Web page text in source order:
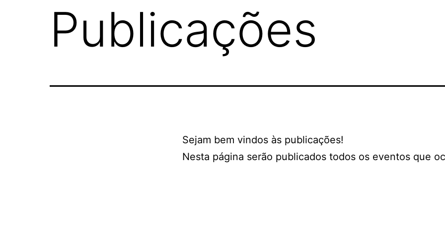
Publicações
Sejam bem vindos às publicações!
Nesta página serão publicados todos os eventos que